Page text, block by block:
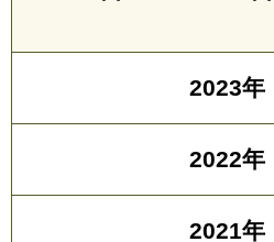
2023年
2022年
2021年